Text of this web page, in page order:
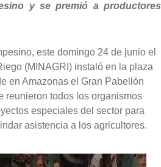
y se premió a productores
este domingo 24 de junio el
(MINAGRI) instaló en la plaza
en Amazonas el Gran Pabellón
reunieron todos los organismos
especiales del sector para
asistencia a los agricultores.